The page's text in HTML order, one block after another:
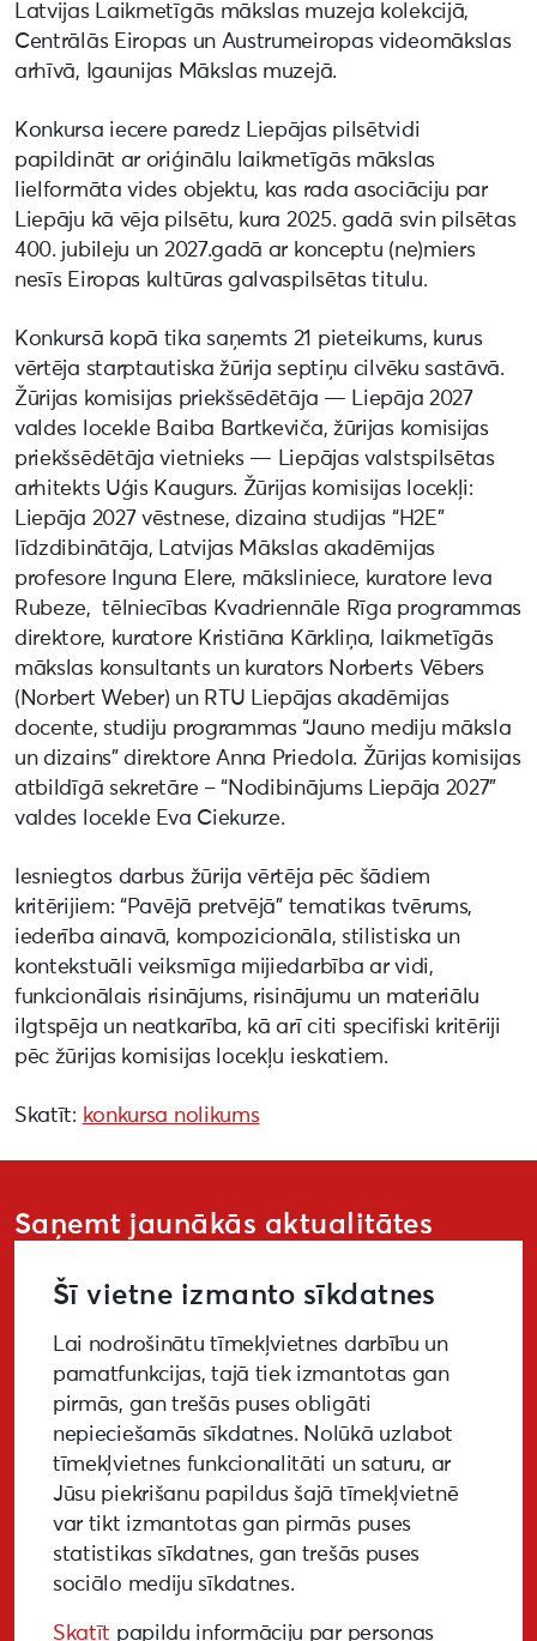
Latvijas Laikmetīgās mākslas muzeja kolekcijā,
Centrālās Eiropas un Austrumeiropas videomākslas
arhīvā, Igaunijas Mākslas muzejā.
Konkursa iecere paredz Liepājas pilsētvidi
papildināt ar oriģinālu laikmetīgās mākslas
lielformāta vides objektu, kas rada asociāciju par
Liepāju kā vēja pilsētu, kura 2025. gadā svin pilsētas
400. jubileju un 2027.gadā ar konceptu (ne)miers
nesīs Eiropas kultūras galvaspilsētas titulu.
Konkursā kopā tika saņemts 21 pieteikums, kurus
vērtēja starptautiska žūrija septiņu cilvēku sastāvā.
Žūrijas komisijas priekšsēdētāja — Liepāja 2027
valdes locekle Baiba Bartkeviča, žūrijas komisijas
priekšsēdētāja vietnieks — Liepājas valstspilsētas
arhitekts Uģis Kaugurs. Žūrijas komisijas locekļi:
Liepāja 2027 vēstnese, dizaina studijas “H2E”
līdzdibinātāja, Latvijas Mākslas akadēmijas
profesore Inguna Elere, māksliniece, kuratore Ieva
Rubeze, tēlniecības Kvadriennāle Rīga programmas
direktore, kuratore Kristiāna Kārkliņa, laikmetīgās
mākslas konsultants un kurators Norberts Vēbers
(Norbert Weber) un RTU Liepājas akadēmijas
docente, studiju programmas “Jauno mediju māksla
un dizains” direktore Anna Priedola. Žūrijas komisijas
atbildīgā sekretāre – “Nodibinājums Liepāja 2027”
valdes locekle Eva Ciekurze.
Iesniegtos darbus žūrija vērtēja pēc šādiem
kritērijiem: “Pavējā pretvējā” tematikas tvērums,
iederība ainavā, kompozicionāla, stilistiska un
kontekstuāli veiksmīga mijiedarbība ar vidi,
funkcionālais risinājums, risinājumu un materiālu
ilgtspēja un neatkarība, kā arī citi specifiski kritēriji
pēc žūrijas komisijas locekļu ieskatiem.
Skatīt: konkursa nolikums
Saņemt jaunākās aktualitātes
PIETEIKTIES
GALERIJA MEDIJIEM LKA PĒTĪJUMS
BUJ NOTIKUŠIE PASĀKUMI
Šī vietne izmanto sīkdatnes
Lai nodrošinātu tīmekļvietnes darbību un
pamatfunkcijas, tajā tiek izmantotas gan
pirmās, gan trešās puses obligāti
nepieciešamās sīkdatnes. Nolūkā uzlabot
tīmekļvietnes funkcionalitāti un saturu, ar
Jūsu piekrišanu papildus šajā tīmekļvietnē
var tikt izmantotas gan pirmās puses
statistikas sīkdatnes, gan trešās puses
sociālo mediju sīkdatnes.
Skatīt papildu informāciju par personas